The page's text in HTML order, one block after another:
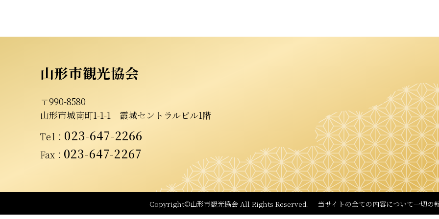
山形市観光協会
〒990-8580
山形市城南町1-1-1 霞城セントラルビル1階
Tel ： 023-647-2266
Fax： 023-647-2267
Copyright©山形市観光協会 All Rights Reserved. 当サイトの全ての内容について一切の